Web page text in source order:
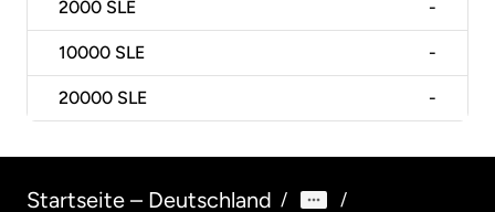
2000 SLE -
10000 SLE -
20000 SLE -
Startseite – Deutschland / /